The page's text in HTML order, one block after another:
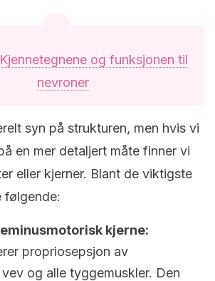
Kjennetegnene og funksjonen til
nevroner
syn på strukturen, men hvis vi
en mer detaljert måte finner vi
eller kjerner. Blant de viktigste
følgende:
kjerne:
propriosepsjon av
og alle tyggemuskler. Den